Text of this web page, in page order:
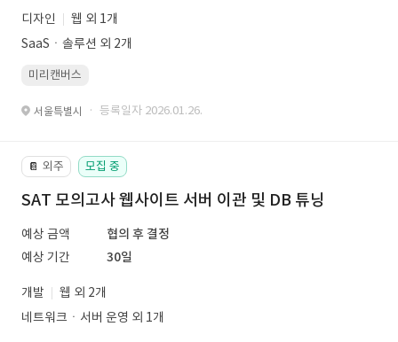
디자인
웹 외 1개
SaaSㆍ솔루션 외 2개
미리캔버스
서울특별시 · 등록일자 2026.01.26.
📔 외주 모집 중
SAT 모의고사 웹사이트 서버 이관 및 DB 튜닝
예상 금액
협의 후 결정
예상 기간
30일
개발
웹 외 2개
네트워크ㆍ서버 운영 외 1개